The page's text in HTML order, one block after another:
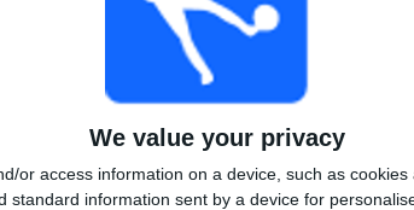
We value your privacy
or access information on a device, such as cookies
standard information sent by a device for
3
Bez
zápasu
1,1
KANÁLY NA